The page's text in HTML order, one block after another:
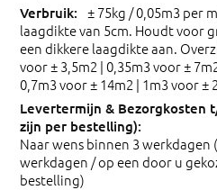
± 75kg / 0,05m3 per
laagdikte van 5cm. Houdt voor
een dikkere laagdikte aan.
voor ± 3,5m2 | 0,35m3 voor ±
0,7m3 voor ± 14m2 | 1m3 voor ±
Naar wens binnen 3 werkdagen
werkdagen / op een door u
bestelling)